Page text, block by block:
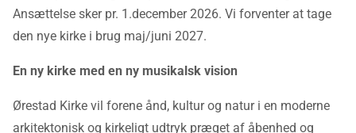
Ansættelse sker pr. 1.december 2026. Vi forventer at tage
den nye kirke i brug maj/juni 2027.
En ny kirke med en ny musikalsk vision
Ørestad Kirke vil forene ånd, kultur og natur i en moderne
arkitektonisk og kirkeligt udtryk præget af åbenhed og